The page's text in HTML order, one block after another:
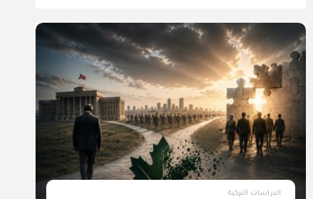
الدراسات التركية